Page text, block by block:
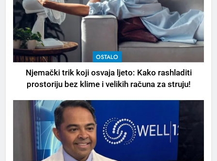
OSTALO
Njemački trik koji osvaja ljeto: Kako rashladiti
prostoriju bez klime i velikih računa za struju!
Čaj od lovora i cimeta – prirodni
napitak za svakodnevnu rutinu
OSTALO